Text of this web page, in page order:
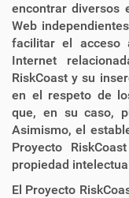
encontrar diversos
Web
facilitar el acceso
Internet
RiskCoast y su
en el respeto de
que, en su caso,
Asimismo, el
Proyecto
propiedad
El Proyecto